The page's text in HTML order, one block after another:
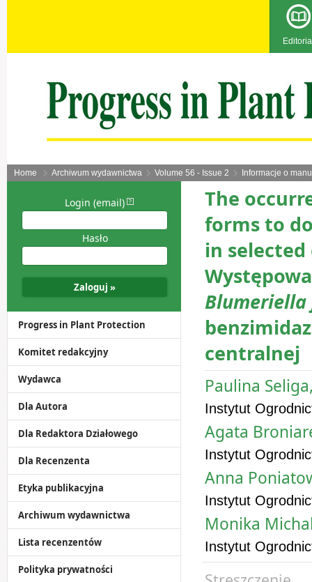
Home Archiwum wydawnictwa Volume 56 - Issue 2 Informacje o
Login (email)
Hasło
Progress in Plant Protection
Komitet redakcyjny
Wydawca
Dla Autora
Dla Redaktora Działowego
Dla Recenzenta
Etyka publikacyjna
Archiwum wydawnictwa
Lista recenzentów
Polityka prywatności
The
forms to
in
centralnej
Paulina
Instytut
Agata
Instytut
Anna
Instytut
Monika
Instytut